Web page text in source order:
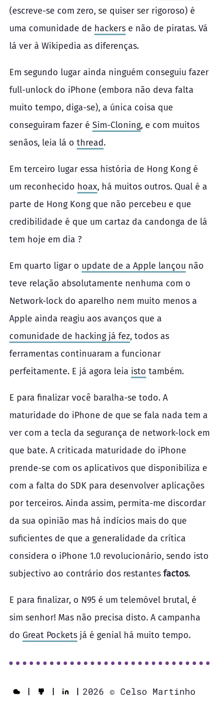
(escreve-se com zero, se quiser ser rigoroso) é
uma comunidade de hackers e não de piratas. Vá
lá ver à Wikipedia as diferenças.
Em segundo lugar ainda ninguém conseguiu fazer
full-unlock do iPhone (embora não deva falta
muito tempo, diga-se), a única coisa que
conseguiram fazer é Sim-Cloning, e com muitos
senãos, leia lá o thread.
Em terceiro lugar essa história de Hong Kong é
um reconhecido hoax, há muitos outros. Qual é a
parte de Hong Kong que não percebeu e que
credibilidade é que um cartaz da candonga de lá
tem hoje em dia ?
Em quarto ligar o update de a Apple lançou não
teve relação absolutamente nenhuma com o
Network-lock do aparelho nem muito menos a
Apple ainda reagiu aos avanços que a
comunidade de hacking já fez, todos as
ferramentas continuaram a funcionar
perfeitamente. E já agora leia isto também.
E para finalizar você baralha-se todo. A
maturidade do iPhone de que se fala nada tem a
ver com a tecla da segurança de network-lock em
que bate. A criticada maturidade do iPhone
prende-se com os aplicativos que disponibiliza e
com a falta do SDK para desenvolver aplicações
por terceiros. Ainda assim, permita-me discordar
da sua opinião mas há indícios mais do que
suficientes de que a generalidade da crítica
considera o iPhone 1.0 revolucionário, sendo isto
subjectivo ao contrário dos restantes factos.
E para finalizar, o N95 é um telemóvel brutal, é
sim senhor! Mas não precisa disto. A campanha
do Great Pockets já é genial há muito tempo.
2026 © Celso Martinho